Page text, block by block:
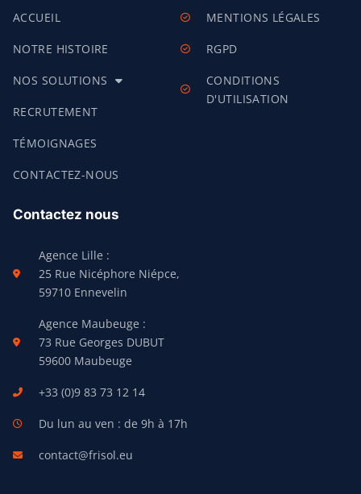
ACCUEIL
NOTRE HISTOIRE
NOS SOLUTIONS
RECRUTEMENT
TÉMOIGNAGES
CONTACTEZ-NOUS
MENTIONS LÉGALES
RGPD
CONDITIONS
D'UTILISATION
Contactez nous
Agence Lille :
25 Rue Nicéphore Niépce,
59710 Ennevelin
Agence Maubeuge :
73 Rue Georges DUBUT
59600 Maubeuge
+33 (0)9 83 73 12 14
Du lun au ven : de 9h à 17h
contact@frisol.eu